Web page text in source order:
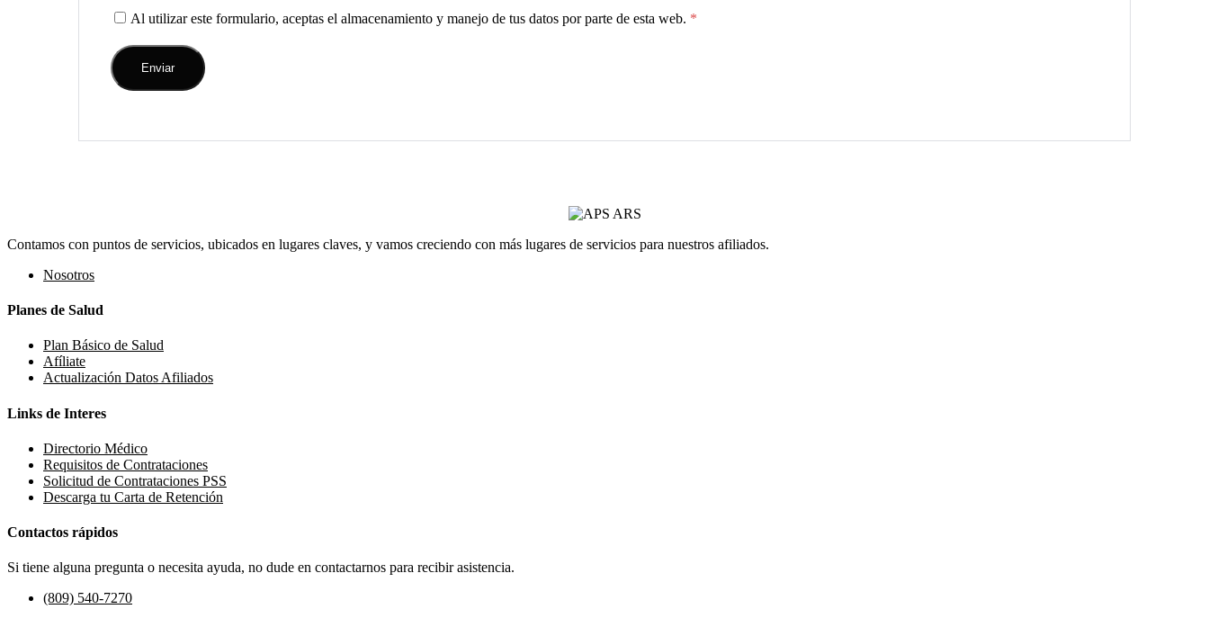
Al utilizar este formulario, aceptas el almacenamiento y manejo de tus datos por parte de esta web. *
Contamos con puntos de servicios, ubicados en lugares claves, y vamos creciendo con más lugares de servicios para nuestros afiliados.
Nosotros
Planes de Salud
Plan Básico de Salud
Afíliate
Actualización Datos Afiliados
Links de Interes
Directorio Médico
Requisitos de Contrataciones
Solicitud de Contrataciones PSS
Descarga tu Carta de Retención
Contactos rápidos
Si tiene alguna pregunta o necesita ayuda, no dude en contactarnos para recibir asistencia.
(809) 540-7270